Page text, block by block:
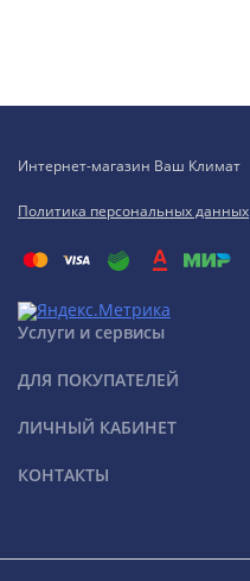
Интернет-магазин Ваш Климат
Политика персональных данных
Услуги и сервисы
ДЛЯ ПОКУПАТЕЛЕЙ
ЛИЧНЫЙ КАБИНЕТ
КОНТАКТЫ